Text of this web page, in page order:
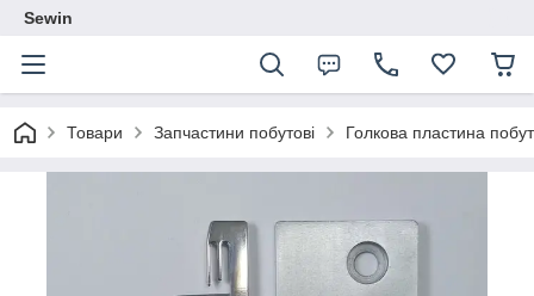
Sewin
Товари Запчастини побутові Голкова пластина